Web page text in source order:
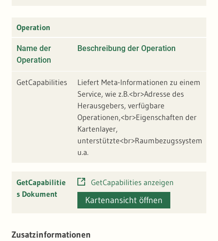
Operation
Name der
Operation
Beschreibung der Operation
GetCapabilities
Liefert Meta-Informationen zu einem
Service, wie z.B.<br>Adresse des
Herausgebers, verfügbare
Operationen,<br>Eigenschaften der
Kartenlayer,
unterstützte<br>Raumbezugssystem
u.a.
GetCapabilitie
s Dokument
GetCapabilities anzeigen
Kartenansicht öffnen
Zusatzinformationen